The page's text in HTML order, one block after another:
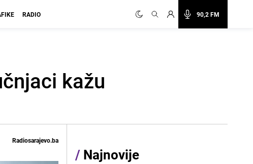
90,2 FM
RADIO
kažu
Radiosarajevo.ba
/ Najnovije